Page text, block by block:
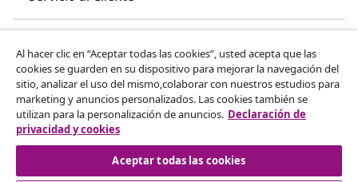
vidaXL
Descubre mas
Al hacer clic en “Aceptar todas las cookies”, usted acepta que las
cookies se guarden en su dispositivo para mejorar la navegación del
sitio, analizar el uso del mismo,colaborar con nuestros estudios para
marketing y anuncios personalizados. Las cookies también se
utilizan para la personalización de anuncios. Declaración de
privacidad y cookies
Aceptar todas las cookies